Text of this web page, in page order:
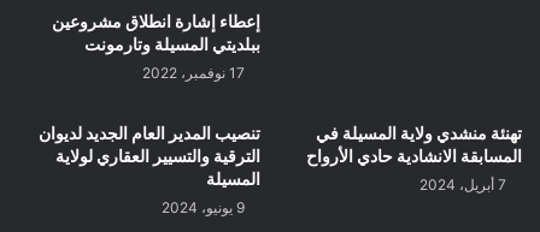
إعطاء إشارة انطلاق مشروعين
ببلديتي المسيلة وتارمونت
17 نوفمبر، 2022
تهنئة منشدي ولاية المسيلة في
المسابقة الانشادية حادي الأرواح
7 أبريل، 2024
تنصيب المدير العام الجديد لديوان
الترقية والتسيير العقاري لولاية
المسيلة
9 يونيو، 2024